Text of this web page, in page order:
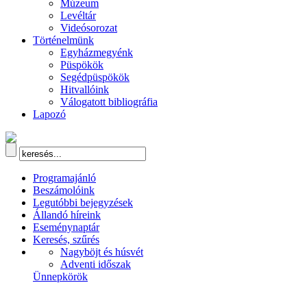
Múzeum
Levéltár
Videósorozat
Történelmünk
Egyházmegyénk
Püspökök
Segédpüspökök
Hitvallóink
Válogatott bibliográfia
Lapozó
Programajánló
Beszámolóink
Legutóbbi bejegyzések
Állandó híreink
Eseménynaptár
Keresés, szűrés
Nagyböjt és húsvét
Adventi időszak
Ünnepkörök